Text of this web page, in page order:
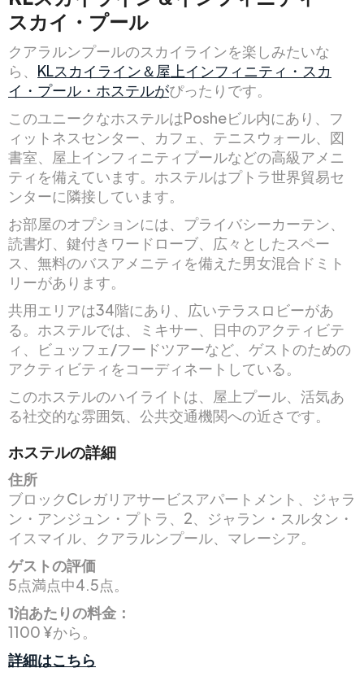
スカイ・プール
クアラルンプールのスカイラインを楽しみたいな
ら、 KLスカイライン＆屋上インフィニティ・スカ
イ・プール・ホステルがぴったりです。
このユニークなホステルはPosheビル内にあり、フ
ィットネスセンター、カフェ、テニスウォール、図
書室、屋上インフィニティプールなどの高級アメニ
ティを備えています。ホステルはプトラ世界貿易セ
ンターに隣接しています。
お部屋のオプションには、プライバシーカーテン、
読書灯、鍵付きワードローブ、広々としたスペー
ス、無料のバスアメニティを備えた男女混合ドミト
リーがあります。
共用エリアは34階にあり、広いテラスロビーがあ
る。ホステルでは、ミキサー、日中のアクティビテ
ィ、ビュッフェ/フードツアーなど、ゲストのための
アクティビティをコーディネートしている。
このホステルのハイライトは、屋上プール、活気あ
る社交的な雰囲気、公共交通機関への近さです。
ホステルの詳細
住所
ブロックCレガリアサービスアパートメント、ジャラ
ン・アンジュン・プトラ、2、ジャラン・スルタン・
イスマイル、クアラルンプール、マレーシア。
ゲストの評価
5点満点中4.5点。
1泊あたりの料金：
1100 ¥から。
詳細はこちら